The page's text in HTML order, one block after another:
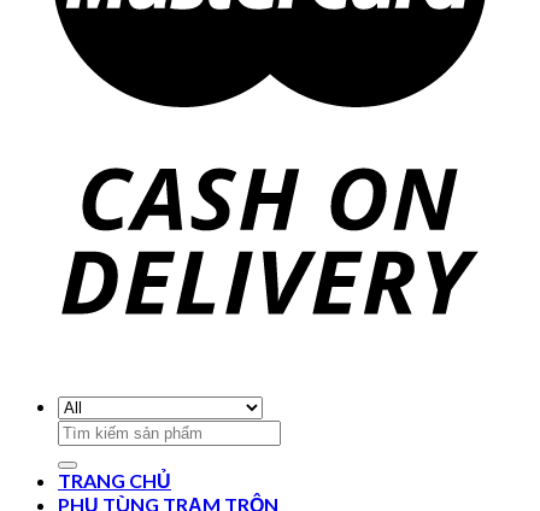
Search
for:
TRANG CHỦ
PHỤ TÙNG TRẠM TRỘN